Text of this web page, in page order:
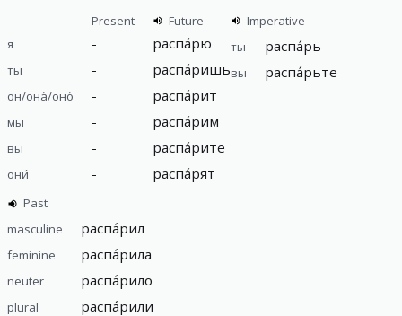
Present
Future
я
- распа́рю
ты - распа́ришь
он/она́/оно́ - распа́рит
мы - распа́рим
вы - распа́рите
они́ - распа́рят
Imperative
ты
распа́рь
вы распа́рьте
Past
masculine
распа́рил
feminine распа́рила
neuter распа́рило
plural распа́рили